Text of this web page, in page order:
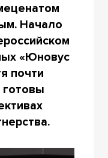
Начало
«Юновус
почти